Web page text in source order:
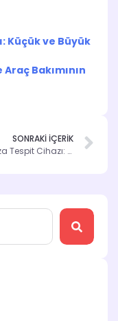
Küçük ve Büyük
Bakımının
SONRAKİ İÇERİK
Texa Arıza Tespit Cihazı: 10 Neden Tercih Edilmeli